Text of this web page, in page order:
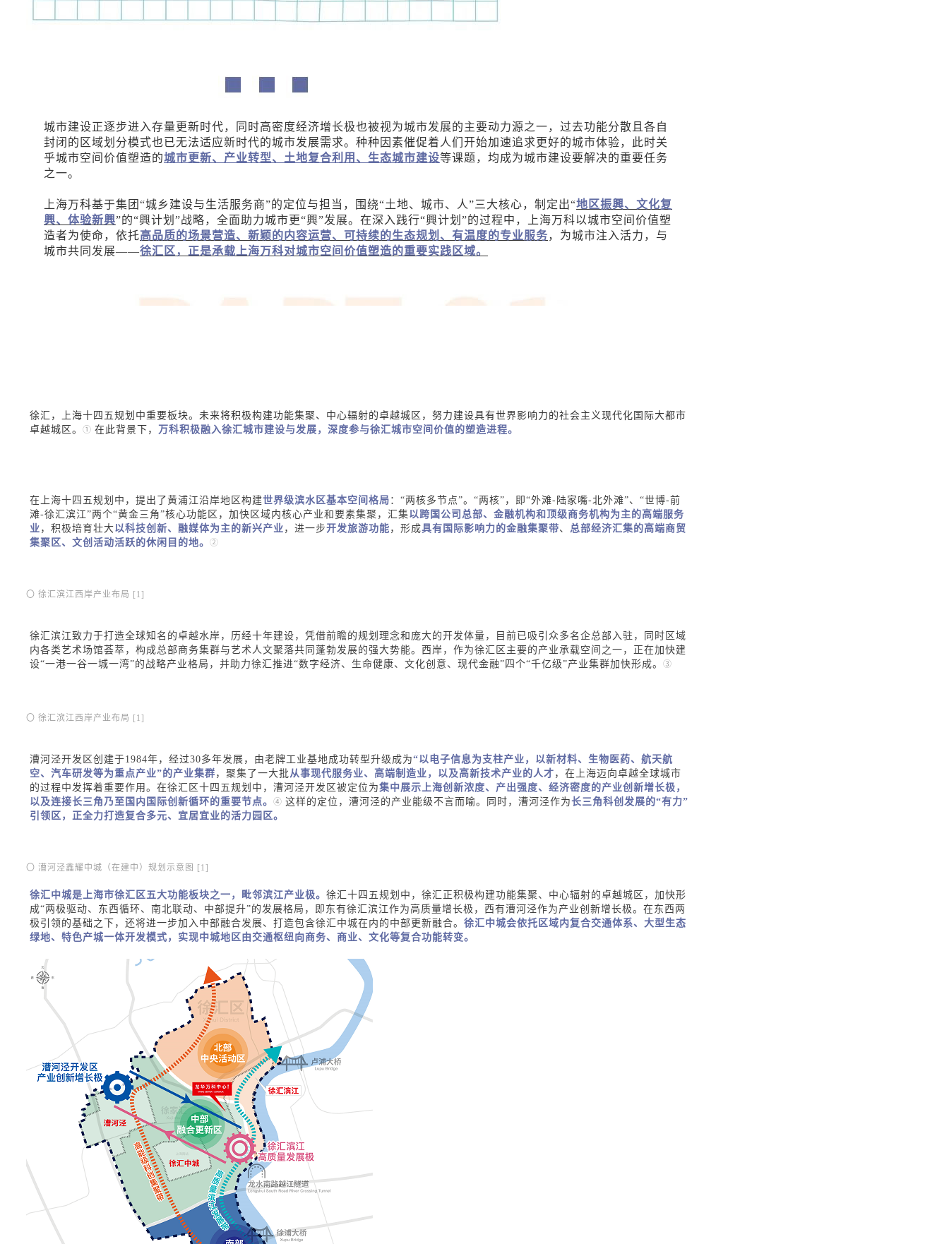
城市建设正逐步进入存量更新时代，同时高密度经济增长极也被视为城市发展的主要动力源之一，过去功能分散且各自
封闭的区域划分模式也已无法适应新时代的城市发展需求。种种因素催促着人们开始加速追求更好的城市体验，此时关
乎城市空间价值塑造的城市更新、产业转型、土地复合利用、生态城市建设等课题，均成为城市建设要解决的重要任务
之一。
上海万科基于集团“城乡建设与生活服务商”的定位与担当，围绕“土地、城市、人”三大核心，制定出“地区振興、文化复
興、体验新興”的“興计划”战略，全面助力城市更“興”发展。在深入践行“興计划”的过程中，上海万科以城市空间价值塑
造者为使命，依托高品质的场景营造、新颖的内容运营、可持续的生态规划、有温度的专业服务，为城市注入活力，与
城市共同发展——徐汇区，正是承载上海万科对城市空间价值塑造的重要实践区域。
徐汇，上海十四五规划中重要板块。未来将积极构建功能集聚、中心辐射的卓越城区，努力建设具有世界影响力的社会主义现代化国际大都市
卓越城区。 ① 在此背景下， 万科积极融入徐汇城市建设与发展，深度参与徐汇城市空间价值的塑造进程。
在上海十四五规划中，提出了黄浦江沿岸地区构建世界级滨水区基本空间格局 ： “两核多节点”。 “两核”，即“外滩-陆家嘴-北外滩”、“世博-前
滩-徐汇滨江”两个“黄金三角”核心功能区， 加快区域内核心产业和要素集聚 ，汇集以跨国公司总部、金融机构和顶级商务机构为主的高端服务
业 ，积极培育壮大以科技创新、融媒体为主的新兴产业 ，进一步开发旅游功能 ， 形成具有国际影响力的金融集聚带、 总部经济汇集的高端商贸
集聚区、文创活动活跃的休闲目的地。 ②
〇 徐汇滨江西岸产业布局 [1]
徐汇滨江致力于打造全球知名的卓越水岸，历经十年建设，凭借前瞻的规划理念和庞大的开发体量，目前已吸引众多名企总部入驻，同时区域
内各类艺术场馆荟萃，构成总部商务集群与艺术人文聚落共同蓬勃发展的强大势能。 西岸，作为徐汇区主要的产业承载空间之一，正在加快建
设“一港一谷一城一湾”的战略产业格局，并助力徐汇推进“数字经济、生命健康、文化创意、现代金融”四个“千亿级”产业集群加快形成。 ③
〇 徐汇滨江西岸产业布局 [1]
漕河泾开发区创建于1984年，经过30多年发展，由老牌工业基地成功转型升级成为“以电子信息为支柱产业，以新材料、生物医药、航天航
空、汽车研发等为重点产业”的产业集群 ，聚集了一大批 从事现代服务业、高端制造业，以及高新技术产业的人才 ，在上海迈向卓越全球城市
的过程中发挥着重要作用。 在徐汇区十四五规划中，漕河泾开发区被定位为集中展示上海创新浓度、产出强度、经济密度的产业创新增长极，
以及连接长三角乃至国内国际创新循环的重要节点。 ④ 这样的定位，漕河泾的产业能级不言而喻。 同时，漕河泾作为长三角科创发展的“有力”
引领区，正全力打造复合多元、宜居宜业的活力园区。
〇 漕河泾鑫耀中城（在建中）规划示意图 [1]
徐汇中城是上海市徐汇区五大功能板块之一，毗邻滨江产业极。 徐汇十四五规划中，徐汇正积极构建功能集聚、中心辐射的卓越城区，加快形
成“两极驱动、东西循环、南北联动、中部提升”的发展格局，即东有徐汇滨江作为高质量增长极，西有漕河泾作为产业创新增长极。在东西两
极引领的基础之下，还将进一步加入中部融合发展、打造包含徐汇中城在内的中部更新融合。 徐汇中城会依托区域内复合交通体系、大型生态
绿地、特色产城一体开发模式，实现中城地区由交通枢纽向商务、商业、文化等复合功能转变。